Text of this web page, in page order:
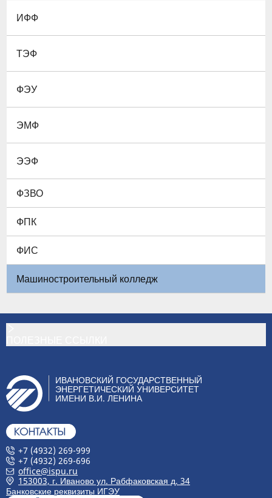
ИФФ
ТЭФ
ФЭУ
ЭМФ
ЭЭФ
ФЗВО
ФПК
ФИС
Машиностроительный колледж
ИВАНОВСКИЙ ГОСУДАРСТВЕННЫЙ
ЭНЕРГЕТИЧЕСКИЙ УНИВЕРСИТЕТ
ИМЕНИ В.И. ЛЕНИНА
+7 (4932) 269-999
+7 (4932) 269-696
office@ispu.ru
153003, г. Иваново ул. Рабфаковская д. 34
Банковские реквизиты ИГЭУ